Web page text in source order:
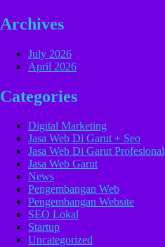
Archives
July 2026
April 2026
Categories
Digital Marketing
Jasa Web Di Garut + Seo
Jasa Web Di Garut Profesional
Jasa Web Garut
News
Pengembangan Web
Pengembangan Website
SEO Lokal
Startup
Uncategorized